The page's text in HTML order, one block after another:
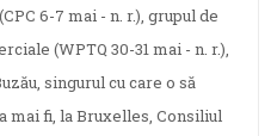
6-7 mai - n. r.), grupul de
(WPTQ 30-31 mai - n. r.),
singurul cu care o să
mai fi, la Bruxelles, Consiliul